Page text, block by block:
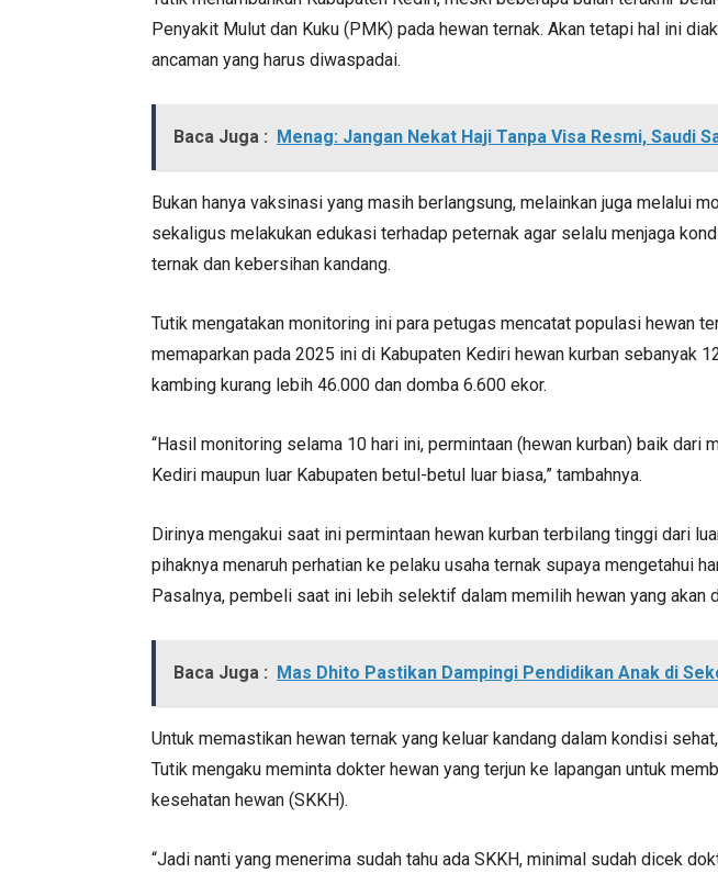
Penyakit Mulut dan Kuku (PMK) pada hewan ternak. Akan tetapi hal ini
ancaman yang harus diwaspadai.
Baca Juga : Menag: Jangan Nekat Haji Tanpa Visa Resmi, Saudi
Bukan hanya vaksinasi yang masih berlangsung, melainkan juga melalui
sekaligus melakukan edukasi terhadap peternak agar selalu menjaga
ternak dan kebersihan kandang.
Tutik mengatakan monitoring ini para petugas mencatat populasi hewan
memaparkan pada 2025 ini di Kabupaten Kediri hewan kurban sebanyak
kambing kurang lebih 46.000 dan domba 6.600 ekor.
“Hasil monitoring selama 10 hari ini, permintaan (hewan kurban) baik dari
Kediri maupun luar Kabupaten betul-betul luar biasa,” tambahnya.
Dirinya mengakui saat ini permintaan hewan kurban terbilang tinggi dari
pihaknya menaruh perhatian ke pelaku usaha ternak supaya mengetahui
Pasalnya, pembeli saat ini lebih selektif dalam memilih hewan yang akan
Baca Juga : Mas Dhito Pastikan Dampingi Pendidikan Anak di
Untuk memastikan hewan ternak yang keluar kandang dalam kondisi
Tutik mengaku meminta dokter hewan yang terjun ke lapangan untuk
kesehatan hewan (SKKH).
“Jadi nanti yang menerima sudah tahu ada SKKH, minimal sudah dicek